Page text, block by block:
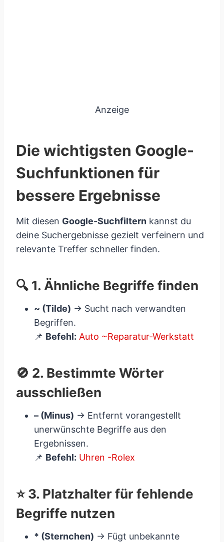
Anzeige
Die wichtigsten Google-
Suchfunktionen für
bessere Ergebnisse
Mit diesen Google-Suchfiltern kannst du
deine Suchergebnisse gezielt verfeinern und
relevante Treffer schneller finden.
🔍 1. Ähnliche Begriffe finden
~ (Tilde) → Sucht nach verwandten
Begriffen.
📌 Befehl: Auto ~Reparatur-Werkstatt
🚫 2. Bestimmte Wörter
ausschließen
– (Minus) → Entfernt vorangestellt
unerwünschte Begriffe aus den
Ergebnissen.
📌 Befehl: Uhren -Rolex
⭐ 3. Platzhalter für fehlende
Begriffe nutzen
* (Sternchen) → Fügt unbekannte